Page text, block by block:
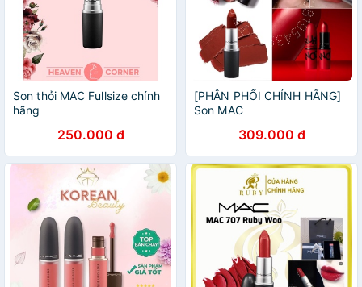
Son thỏi MAC Fullsize chính
hãng
250.000 đ
[PHÂN PHỐI CHÍNH HÃNG]
Son MAC
309.000 đ